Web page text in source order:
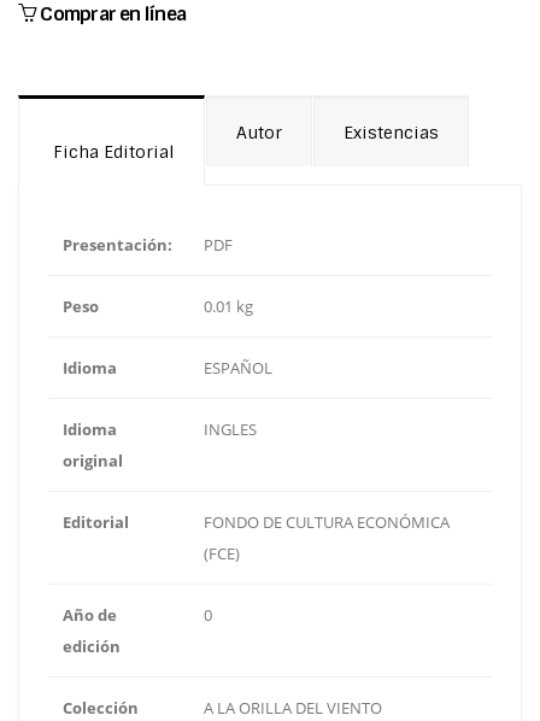
Comprar en línea
Ficha Editorial
Autor Existencias
Presentación: PDF
Peso 0.01 kg
Idioma ESPAÑOL
Idioma
original
INGLES
Editorial
FONDO DE CULTURA ECONÓMICA
(FCE)
Año de
edición
0
Colección A LA ORILLA DEL VIENTO